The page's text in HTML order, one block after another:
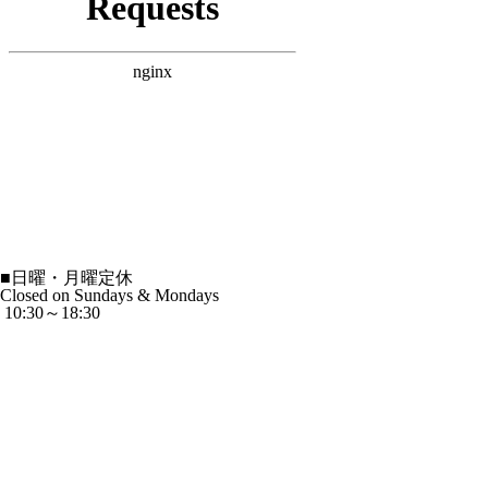
■ 日曜・月曜定休
Closed on Sundays & Mondays
10:30～18:30